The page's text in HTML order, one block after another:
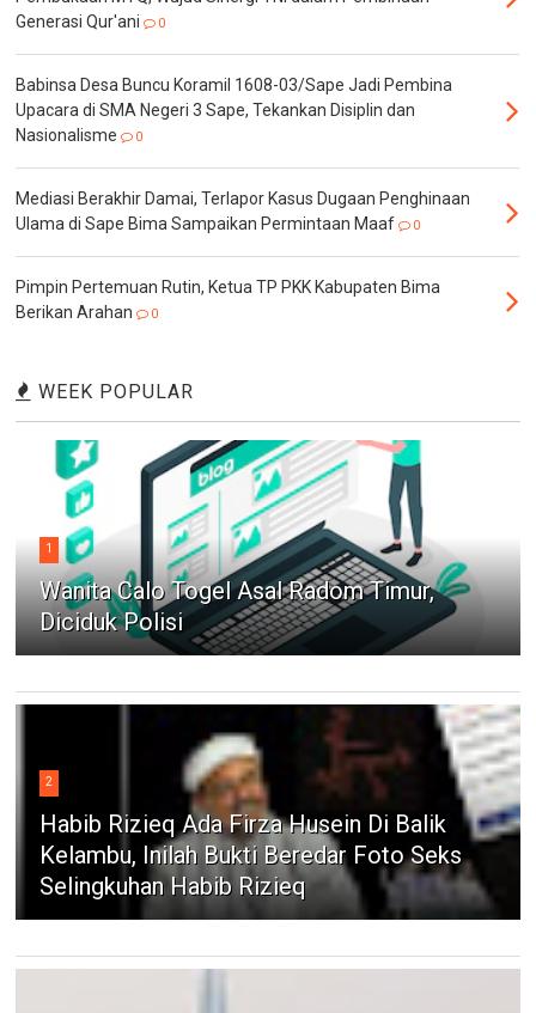
Generasi Qur'ani
0
Babinsa Desa Buncu Koramil 1608-03/Sape Jadi Pembina
Upacara di SMA Negeri 3 Sape, Tekankan Disiplin dan
Nasionalisme
0
Mediasi Berakhir Damai, Terlapor Kasus Dugaan Penghinaan
Ulama di Sape Bima Sampaikan Permintaan Maaf
0
Pimpin Pertemuan Rutin, Ketua TP PKK Kabupaten Bima
Berikan Arahan
0
WEEK POPULAR
1
Wanita Calo Togel Asal Radom Timur,
Diciduk Polisi
2
Habib Rizieq Ada Firza Husein Di Balik
Kelambu, Inilah Bukti Beredar Foto Seks
Selingkuhan Habib Rizieq